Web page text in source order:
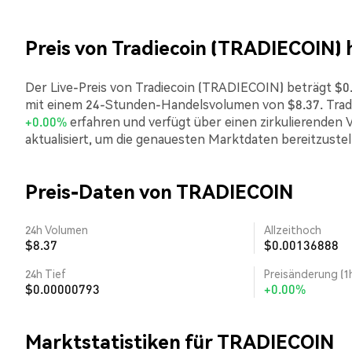
Preis von Tradiecoin (TRADIECOIN)
Der Live-Preis von Tradiecoin (TRADIECOIN) beträgt
mit einem 24-Stunden-Handelsvolumen von $8.37.
+0.00%erfahren und verfügt über einen zirkulierenden
aktualisiert, um die genauesten Marktdaten
Preis-Daten von TRADIECOIN
24h Volumen
$8.37
Allzeithoch
$0.00136888
24h Tief
$0.00000793
Preisänderung
+0.00%
Marktstatistiken für TRADIECOIN